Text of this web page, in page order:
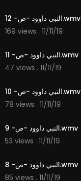
النبي داوود -ص- 12.wmv
169 views . 11/11/19
النبي داوود -ص- 11.wmv
47 views . 11/11/19
النبي داوود -ص- 10.wmv
78 views . 11/11/19
النبي داوود -ص- 9.wmv
53 views . 11/11/19
النبي داوود -ص- 8.wmv
85 views . 11/11/19